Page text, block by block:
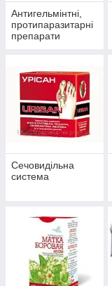
Антигельмінтні,
протипаразитарні
препарати
Сечовидільна
система